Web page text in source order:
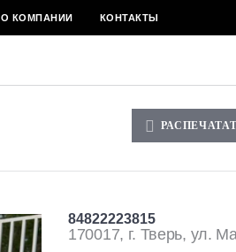
О КОМПАНИИ КОНТАКТЫ
84822223815
170017, г. Тверь, ул.